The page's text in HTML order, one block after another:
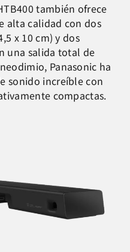
también ofrece
alta calidad con dos
x 10 cm) y dos
una salida total de
Panasonic ha
sonido increíble con
compactas.